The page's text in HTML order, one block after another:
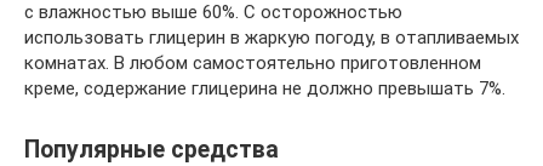
с влажностью выше 60%. С осторожностью
использовать глицерин в жаркую погоду, в отапливаемых
комнатах. В любом самостоятельно приготовленном
креме, содержание глицерина не должно превышать 7%.
Популярные средства